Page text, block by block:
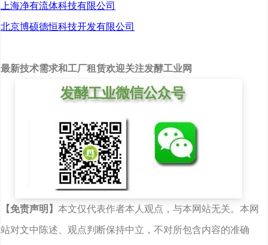
上海净有流体科技有限公司
北京博硕德恒科技开发有限公司
最新技术需求和工厂租赁欢迎关注发酵工业网
【免责声明】 本文仅代表作者本人观点，与本网站无关。本网
站对文中陈述、观点判断保持中立，不对所包含内容的准确